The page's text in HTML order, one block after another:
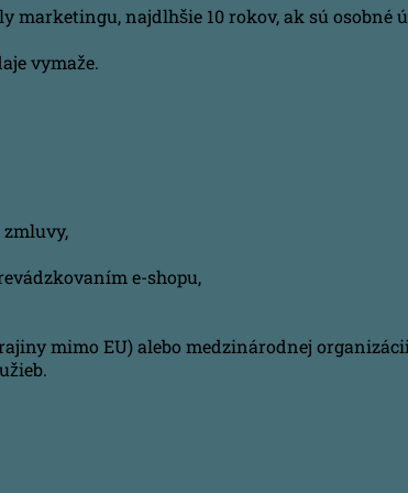
marketingu, najdlhšie 10 rokov, ak sú osobné
vymaže.
e-shopu,
mimo EU) alebo medzinárodnej